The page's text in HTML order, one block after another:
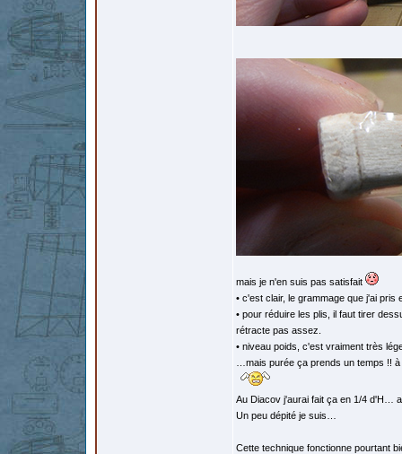
mais je n'en suis pas satisfait
• c'est clair, le grammage que j'ai
• pour réduire les plis, il faut tirer
rétracte pas assez.
• niveau poids, c'est vraiment très
…mais purée ça prends un temps !!
Au Diacov j'aurai fait ça en 1/4 d'H…
Un peu dépité je suis…
Cette technique fonctionne pourtant